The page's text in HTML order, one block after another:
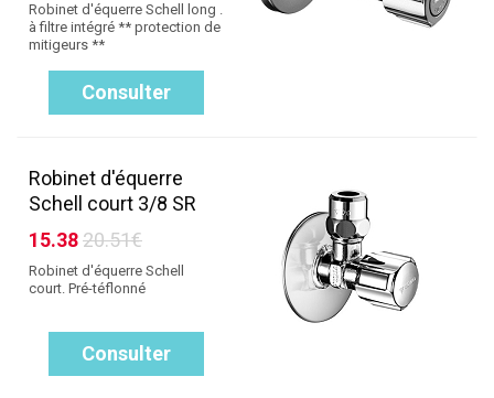
Robinet d'équerre Schell long .
à filtre intégré ** protection de
mitigeurs **
Consulter
Robinet d'équerre
Schell court 3/8 SR
15.3820.51€
Robinet d'équerre Schell
court. Pré-téflonné
Consulter